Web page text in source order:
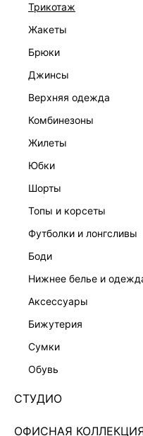
трикотаж
жакеты
брюки
джинсы
верхняя одежда
комбинезоны
жилеты
юбки
шорты
топы и корсеты
футболки и лонгсливы
боди
нижнее белье и
аксессуары
бижутерия
сумки
обувь
СТУДИО
ОФИСНАЯ
ЭКСКЛЮЗИВНО ОНЛАЙН
ПРЯМЫЕ ДЖИНСЫ
Нет в наличии
ЦВЕТ:СИНИЙ